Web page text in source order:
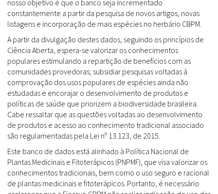
nosso objetivo é que o banco seja incrementado
constantemente a partir da pesquisa de novos artigos, novas
listagens e incorporação de mais espécies no herbário CBPM.
A partir da divulgação destes dados, seguindo os princípios de
Ciência Aberta, espera-se valorizar os conhecimentos
populares estimulando a repartição de benefícios com as
comunidades provedoras; subsidiar pesquisas voltadas à
comprovação dos usos populares de espécies ainda não
estudadas e encorajar o desenvolvimento de produtos e
políticas de saúde que priorizem a biodiversidade brasileira.
Cabe ressaltar que as questões voltadas ao desenvolvimento
de produtos e acesso ao conhecimento tradicional associado
são regulamentadas pela Lei nº 13.123, de 2015.
Este banco de dados está alinhado à Política Nacional de
Plantas Medicinais e Fitoterápicos (PNPMF), que visa valorizar os
conhecimentos tradicionais, bem como o uso seguro e racional
de plantas medicinais e fitoterápicos. Portanto, é necessário